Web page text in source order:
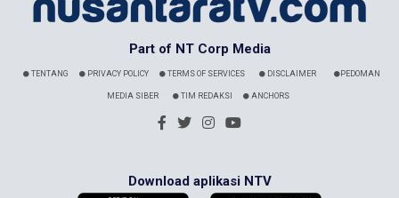
Part of NT Corp Media
TENTANG PRIVACY POLICY TERMS OF SERVICES DISCLAIMER PEDOMAN
MEDIA SIBER TIM REDAKSI ANCHORS
Download aplikasi NTV